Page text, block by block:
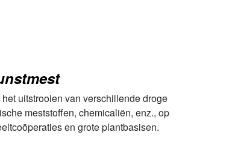
mm
uitstrooien van verschillende droge
meststoffen, chemicaliën, enz., op
en grote plantbasisen.